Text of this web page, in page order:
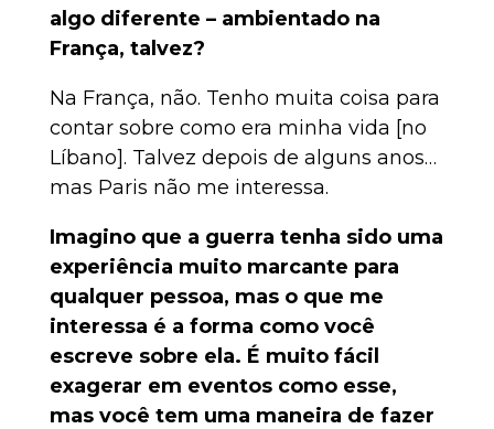
algo diferente – ambientado na
França, talvez?
Na França, não. Tenho muita coisa para
contar sobre como era minha vida [no
Líbano]. Talvez depois de alguns anos…
mas Paris não me interessa.
Imagino que a guerra tenha sido uma
experiência muito marcante para
qualquer pessoa, mas o que me
interessa é a forma como você
escreve sobre ela. É muito fácil
exagerar em eventos como esse,
mas você tem uma maneira de fazer